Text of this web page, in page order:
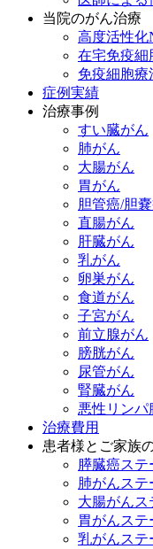
当院のがん治療
高度活性化
在宅免疫細
免疫細胞療
症例実績
治療事例
すい臓がん
肺がん
大腸がん
胃がん
胆管癌/胆
直腸がん
肝臓がん
乳がん
卵巣がん
食道がん
子宮がん
前立腺がん
膀胱がん
尿管がん
腎臓がん
悪性リンパ
治療費用
患者様とご家族
膵臓癌ステ
肺がんステ
大腸がんス
胃がんス
乳がんステ